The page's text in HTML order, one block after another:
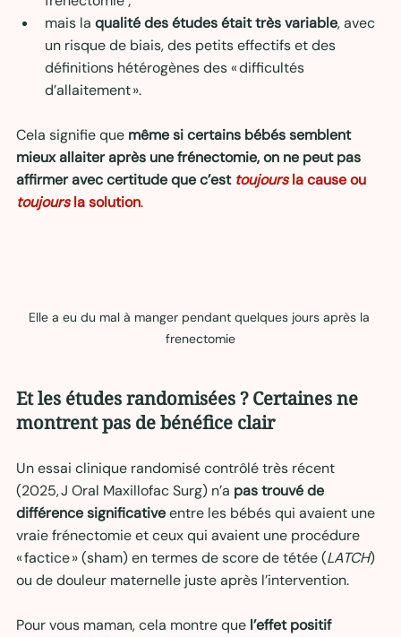
mais la qualité des études était très variable, avec
un risque de biais, des petits effectifs et des
définitions hétérogènes des « difficultés
d’allaitement ».
Cela signifie que même si certains bébés semblent
mieux allaiter après une frénectomie, on ne peut pas
affirmer avec certitude que c’est toujours la cause ou
toujours la solution.
Elle a eu du mal à manger pendant quelques jours après la
frenectomie
Et les études randomisées ? Certaines ne
montrent pas de bénéfice clair
Un essai clinique randomisé contrôlé très récent
(2025, J Oral Maxillofac Surg) n’a pas trouvé de
différence significative entre les bébés qui avaient une
vraie frénectomie et ceux qui avaient une procédure
« factice » (sham) en termes de score de tétée (LATCH)
ou de douleur maternelle juste après l’intervention.
Pour vous maman, cela montre que l’effet positif